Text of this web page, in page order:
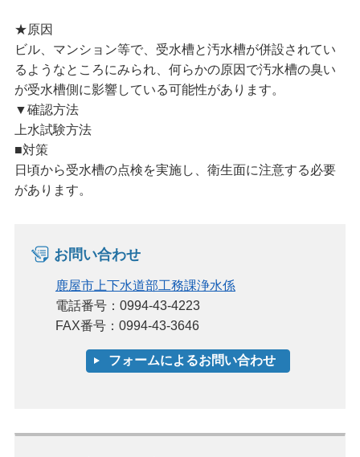
★原因
ビル、マンション等で、受水槽と汚水槽が併設されてい
るようなところにみられ、何らかの原因で汚水槽の臭い
が受水槽側に影響している可能性があります。
▼確認方法
上水試験方法
■対策
日頃から受水槽の点検を実施し、衛生面に注意する必要
があります。
お問い合わせ
鹿屋市上下水道部工務課浄水係
電話番号：0994-43-4223
FAX番号：0994-43-3646